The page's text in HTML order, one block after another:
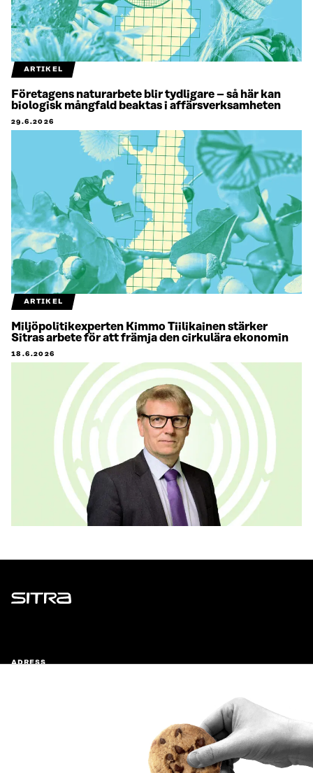
ARTIKEL
Företagens naturarbete blir tydligare – så här kan
biologisk mångfald beaktas i affärsverksamheten
29.6.2026
ARTIKEL
Miljöpolitikexperten Kimmo Tiilikainen stärker
Sitras arbete för att främja den cirkulära ekonomin
18.6.2026
Sitra
ADRESS